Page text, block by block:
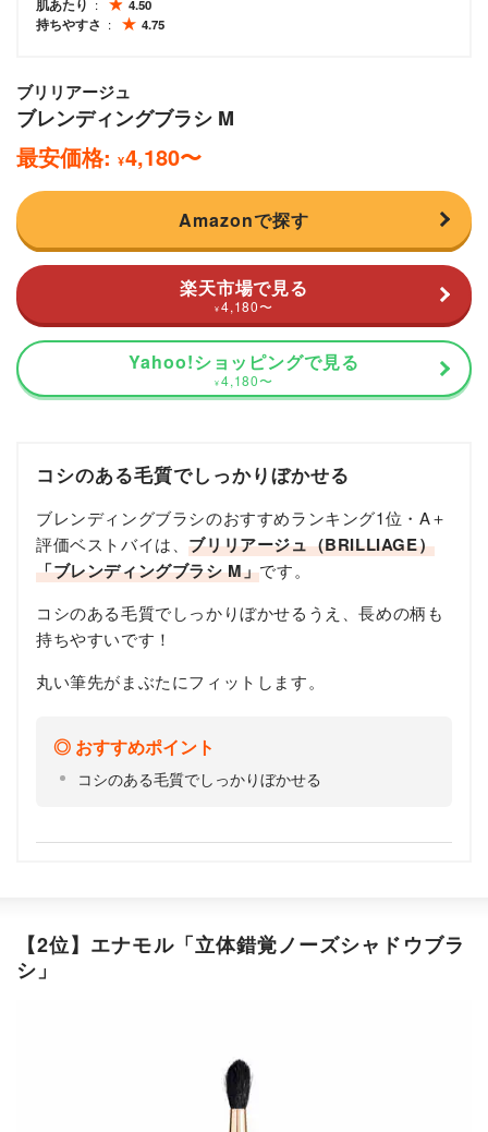
肌あたり
4.50
持ちやすさ
4.75
ブリリアージュ
ブレンディングブラシ M
最安価格: ¥4,180〜
Amazonで探す
楽天市場で見る
¥ 4,180〜
Yahoo!ショッピングで見る
¥ 4,180〜
コシのある毛質でしっかりぼかせる
ブレンディングブラシのおすすめランキング1位・A＋
評価ベストバイは、ブリリアージュ（BRILLIAGE）
「ブレンディングブラシ M」です。
コシのある毛質でしっかりぼかせるうえ、長めの柄も
持ちやすいです！
丸い筆先がまぶたにフィットします。
おすすめポイント
コシのある毛質でしっかりぼかせる
【2位】エナモル「立体錯覚ノーズシャドウブラ
シ」